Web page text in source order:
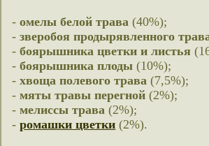
-омелы белой трава (40%);
-зверобоя продырявленного
-боярышника цветки и листья
-боярышника плоды (10%);
-хвоща полевого трава (7,5%);
-мяты травы перегной (2%);
-мелиссы трава (2%);
-ромашки цветки (2%).